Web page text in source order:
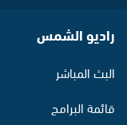
راديو الشمس
البث المباشر
قائمة البرامج